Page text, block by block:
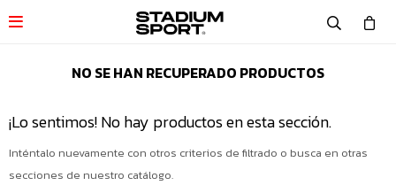

NO SE HAN RECUPERADO PRODUCTOS
¡Lo sentimos! No hay productos en esta sección.
Inténtalo nuevamente con otros criterios de filtrado o busca en otras
secciones de nuestro catálogo.